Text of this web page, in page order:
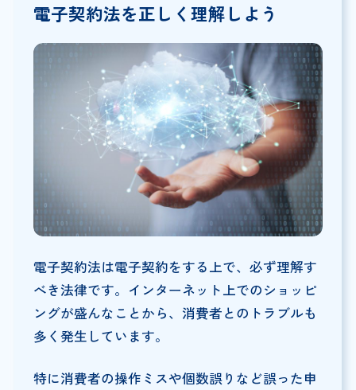
電子契約法を正しく理解しよう
電子契約法は電子契約をする上で、必ず理解す
べき法律です。インターネット上でのショッピ
ングが盛んなことから、消費者とのトラブルも
多く発生しています。
特に消費者の操作ミスや個数誤りなど誤った申